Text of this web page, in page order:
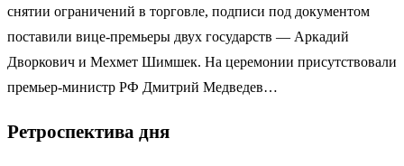
снятии ограничений в торговле, подписи под документом
поставили вице-премьеры двух государств — Аркадий
Дворкович и Мехмет Шимшек. На церемонии присутствовали
премьер-министр РФ Дмитрий Медведев…
Ретроспектива дня